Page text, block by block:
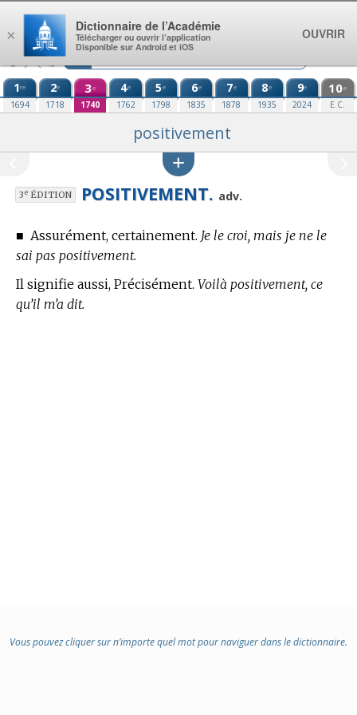
Aller au contenu
1re
1694
2e
1718
3e
1740
4e
1762
5e
1798
6e
1835
7e
1878
8e
1935
9e
2024
10e
E.C.
positivement
3eÉDITION POSITIVEMENT. adv.
■ Assurément, certainement. Je le croi, mais je ne le
sai pas positivement.
Il signifie aussi, Précisément. Voilà positivement, ce
qu’il m’a dit.
Vous pouvez cliquer sur n’importe quel mot pour naviguer dans le dictionnaire.
×
Dictionnaire de l’Académie
Télécharger ou ouvrir l’application
Disponible sur Android et iOS
OUVRIR